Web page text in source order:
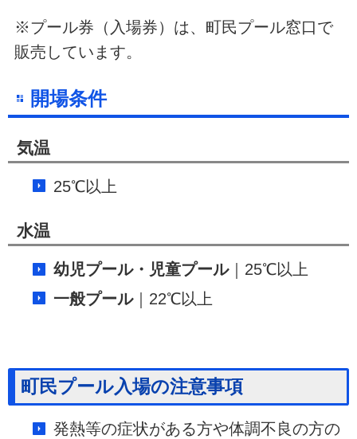
※プール券（入場券）は、町民プール窓口で
販売しています。
開場条件
気温
25℃以上
水温
幼児プール・児童プール｜25℃以上
一般プール｜22℃以上
町民プール入場の注意事項
発熱等の症状がある方や体調不良の方の